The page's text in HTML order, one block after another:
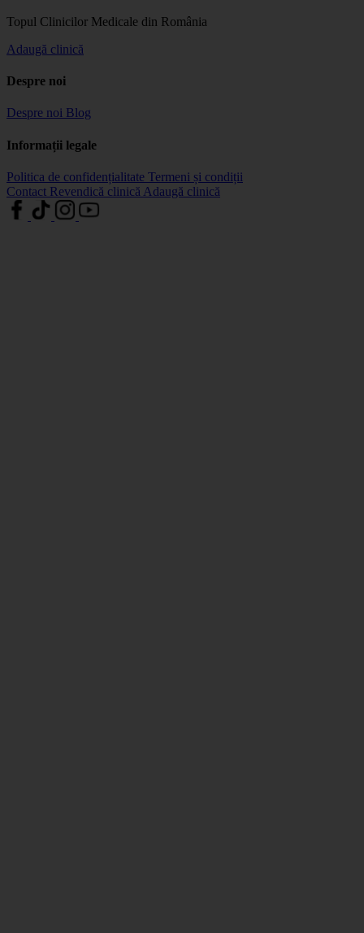
Topul Clinicilor Medicale din România
Adaugă clinică
Despre noi
Despre noi Blog
Informații legale
Politica de confidențialitate Termeni și condiții
Contact Revendică clinică Adaugă clinică